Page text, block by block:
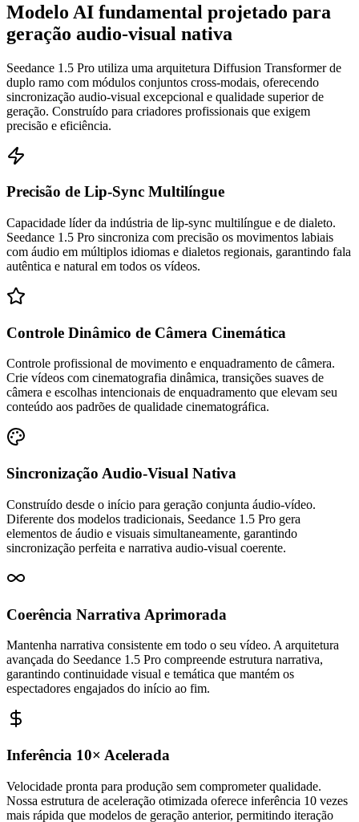
Modelo AI fundamental projetado para
geração audio-visual nativa
Seedance 1.5 Pro utiliza uma arquitetura Diffusion Transformer de
duplo ramo com módulos conjuntos cross-modais, oferecendo
sincronização audio-visual excepcional e qualidade superior de
geração. Construído para criadores profissionais que exigem
precisão e eficiência.
Precisão de Lip-Sync Multilíngue
Capacidade líder da indústria de lip-sync multilíngue e de dialeto.
Seedance 1.5 Pro sincroniza com precisão os movimentos labiais
com áudio em múltiplos idiomas e dialetos regionais, garantindo fala
autêntica e natural em todos os vídeos.
Controle Dinâmico de Câmera Cinemática
Controle profissional de movimento e enquadramento de câmera.
Crie vídeos com cinematografia dinâmica, transições suaves de
câmera e escolhas intencionais de enquadramento que elevam seu
conteúdo aos padrões de qualidade cinematográfica.
Sincronização Audio-Visual Nativa
Construído desde o início para geração conjunta áudio-vídeo.
Diferente dos modelos tradicionais, Seedance 1.5 Pro gera
elementos de áudio e visuais simultaneamente, garantindo
sincronização perfeita e narrativa audio-visual coerente.
Coerência Narrativa Aprimorada
Mantenha narrativa consistente em todo o seu vídeo. A arquitetura
avançada do Seedance 1.5 Pro compreende estrutura narrativa,
garantindo continuidade visual e temática que mantém os
espectadores engajados do início ao fim.
Inferência 10× Acelerada
Velocidade pronta para produção sem comprometer qualidade.
Nossa estrutura de aceleração otimizada oferece inferência 10 vezes
mais rápida que modelos de geração anterior, permitindo iteração